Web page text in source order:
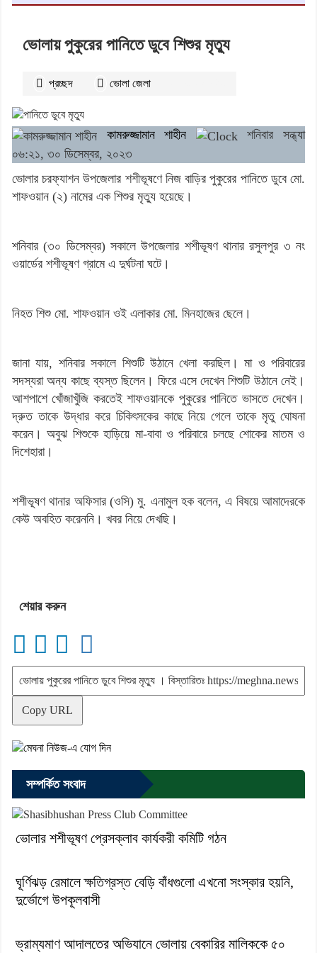
ভোলায় পুকুরের পানিতে ডুবে শিশুর মৃত্যু
প্রচ্ছদ ভোলা জেলা
কামরুজ্জামান শাহীন
শনিবার সন্ধ্যা
০৬:২১, ৩০ ডিসেম্বর, ২০২৩
ভোলার চরফ্যাশন উপজেলার শশীভূষণে নিজ বাড়ির পুকুরের পানিতে ডুবে মো.
শাফওয়ান (২) নামের এক শিশুর মৃত্যু হয়েছে।
শনিবার (৩০ ডিসেম্বর) সকালে উপজেলার শশীভূষণ থানার রসুলপুর ৩ নং
ওয়ার্ডের শশীভূষণ গ্রামে এ দুর্ঘটনা ঘটে।
নিহত শিশু মো. শাফওয়ান ওই এলাকার মো. মিনহাজের ছেলে।
জানা যায়, শনিবার সকালে শিশুটি উঠানে খেলা করছিল। মা ও পরিবারের
সদস্যরা অন্য কাছে ব্যস্ত ছিলেন। ফিরে এসে দেখেন শিশুটি উঠানে নেই।
আশপাশে খোঁজাখুঁজি করতেই শাফওয়ানকে পুকুরের পানিতে ভাসতে দেখেন।
দ্রুত তাকে উদ্ধার করে চিকিৎসকের কাছে নিয়ে গেলে তাকে মৃতু ঘোষনা
করেন। অবুঝ শিশুকে হাড়িয়ে মা-বাবা ও পরিবারে চলছে শোকের মাতম ও
দিশেহারা।
শশীভূষণ থানার অফিসার (ওসি) মু. এনামুল হক বলেন, এ বিষয়ে আমাদেরকে
কেউ অবহিত করেননি। খবর নিয়ে দেখছি।
শেয়ার করুন
Copy URL
সম্পর্কিত সংবাদ
ভোলার শশীভূষণ প্রেসক্লাব কার্যকরী কমিটি গঠন
ঘূর্ণিঝড় রেমালে ক্ষতিগ্রস্ত বেড়ি বাঁধগুলো এখনো সংস্কার হয়নি,
দুর্ভোগে উপকূলবাসী
ভ্রাম্যমাণ আদালতের অভিযানে ভোলায় বেকারির মালিককে ৫০